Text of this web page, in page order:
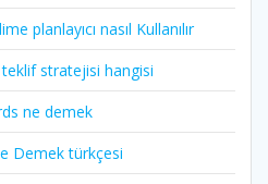
planlayıcı nasıl Kullanılır
stratejisi hangisi
ne demek
Demek türkçesi